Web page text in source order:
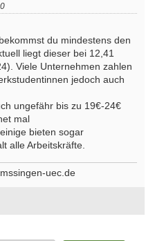
du mindestens den
liegt dieser bei 12,41
Viele Unternehmen zahlen
jedoch auch
ungefähr bis zu 19€-24€
mal
bieten sogar
alle Arbeitskräfte.
uec.de